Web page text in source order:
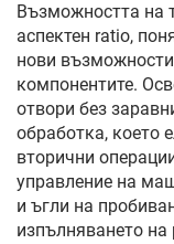
Възможността на
аспектен ratio,
нови
компонентите.
отвори без
обработка, което
вторични
управление на
и ъгли на
изпълняването на